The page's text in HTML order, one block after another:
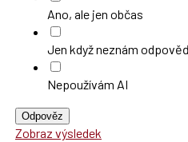
Ano, ale jen občas
Jen když neznám
Nepoužívám AI
Odpověz
Zobraz výsledek